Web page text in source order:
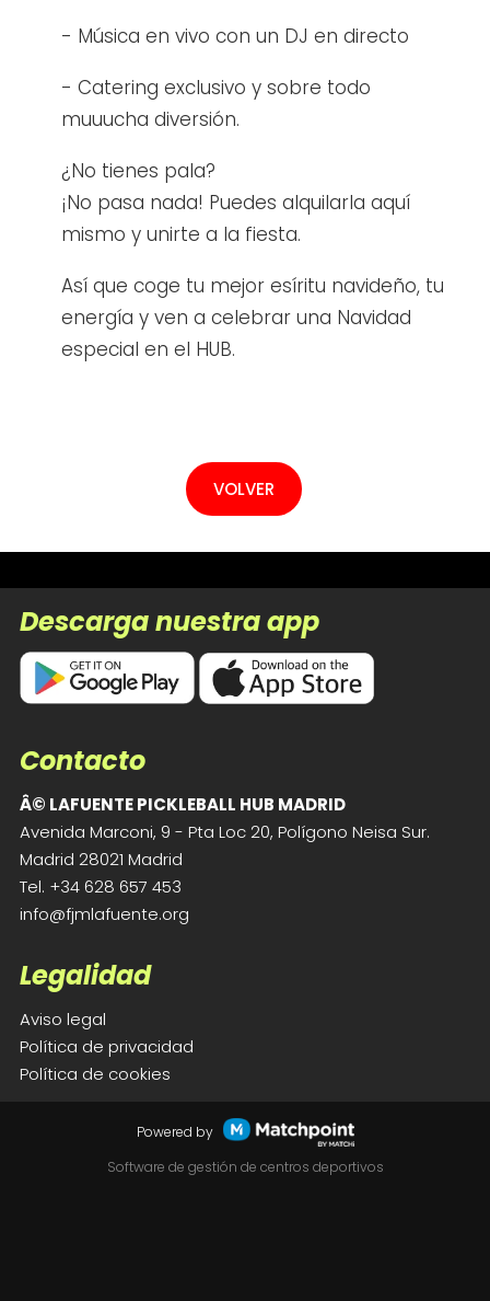
- Música en vivo con un DJ en directo
- Catering exclusivo y sobre todo
muuucha diversión.
¿No tienes pala?
¡No pasa nada! Puedes alquilarla aquí
mismo y unirte a la fiesta.
Así que coge tu mejor esíritu navideño, tu
energía y ven a celebrar una Navidad
especial en el HUB.
Descarga nuestra app
Contacto
Â© LAFUENTE PICKLEBALL HUB MADRID
Avenida Marconi, 9 - Pta Loc 20, Polígono Neisa Sur.
Madrid 28021 Madrid
Tel. +34 628 657 453
info@fjmlafuente.org
Legalidad
Aviso legal
Política de privacidad
Política de cookies
Powered by
Software de gestión de centros deportivos